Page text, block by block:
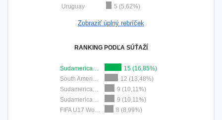
Uruguay
5 (5,62%)
Zobraziť úplný rebríček
RANKING PODĽA SÚŤAŽÍ
Sudamericano Femenino Sub-17
15 (16,85%)
South American Championship U17
12 (13,48%)
Sudamericano Sub-20
9 (10,11%)
Sudamericano Femenino Sub-20
9 (10,11%)
FIFA U17 World Cup
8 (8,99%)